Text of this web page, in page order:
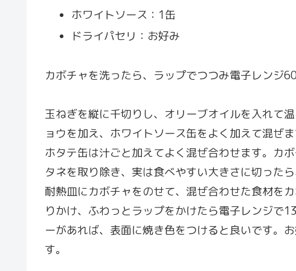
ホワイトソース：1缶
ドライパセリ：お好み
カボチャを洗ったら、ラップでつつみ電子レンジ
玉ねぎを縦に千切りし、オリーブオイルを入れて
ョウを加え、ホワイトソース缶をよく加えて混ぜ
ホタテ缶は汁ごと加えてよく混ぜ合わせます。カ
タネを取り除き、実は食べやすい大きさに切った
耐熱皿にカボチャをのせて、混ぜ合わせた食材を
りかけ、ふわっとラップをかけたら電子レンジで
ーがあれば、表面に焼き色をつけると良いです。
す。